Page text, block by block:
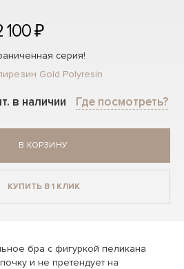
100 ₽
серия!
Gold Polyresin
в наличии Где посмотреть?
В КОРЗИНУ
КУПИТЬ В 1 КЛИК
бра с фигуркой пеликана
и не претендует на